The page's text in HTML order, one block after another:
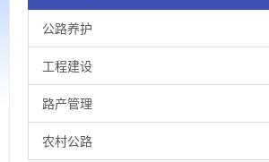
公路养护
工程建设
路产管理
农村公路